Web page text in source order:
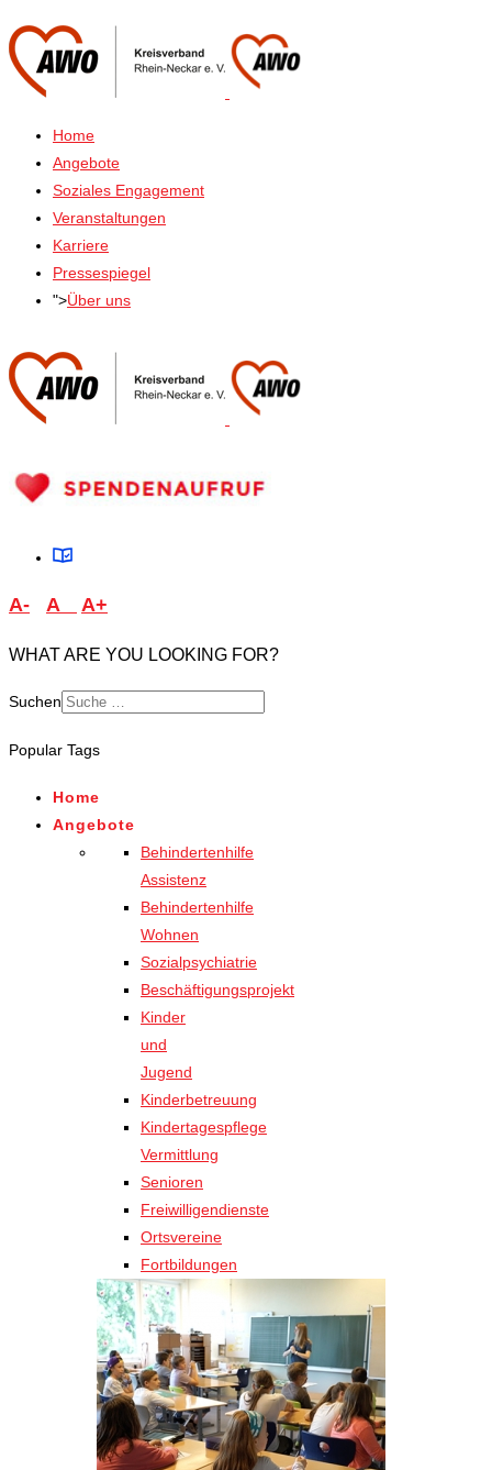
Home
Angebote
Soziales Engagement
Veranstaltungen
Karriere
Pressespiegel
">Über uns
A- A A+
WHAT ARE YOU LOOKING FOR?
Suchen
for results.
Popular Tags
Home
Angebote
Behindertenhilfe
Assistenz
Behindertenhilfe
Wohnen
Sozialpsychiatrie
Beschäftigungsprojekt
Kinder
und
Jugend
Kinderbetreuung
Kindertagespflege
Vermittlung
Senioren
Freiwilligendienste
Ortsvereine
Fortbildungen